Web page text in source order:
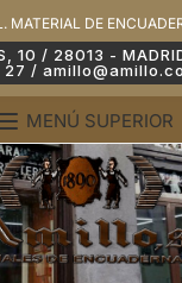
MATERIAL DE
10 / 28013 -
27 /
MENÚ SUPERIOR